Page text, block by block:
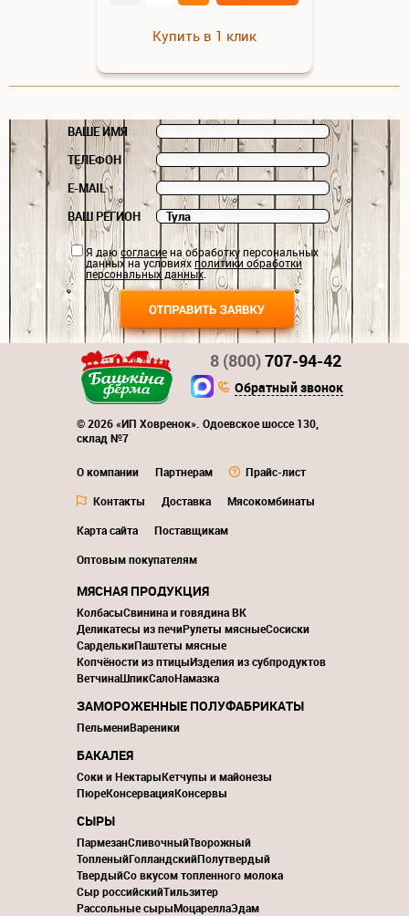
Купить в 1 клик
ВАШЕ ИМЯ
ТЕЛЕФОН
E-MAIL
ВАШ РЕГИОН
Я даюсогласиена обработку персональных
данных на условияхполитики обработки
персональных данных.
© 2026 «ИП Ховренок». Одоевское шоссе 130,
склад №7
О компании Партнерам
Прайс-лист
Контакты
Доставка
Мясокомбинаты
Карта сайта
Поставщикам
Оптовым покупателям
8 (800)707-94-42
Обратный звонок
МЯСНАЯ ПРОДУКЦИЯ
КолбасыСвинина и говядина ВК
Деликатесы из печиРулеты мясныеСосиски
СарделькиПаштеты мясные
Копчёности из птицыИзделия из субпродуктов
ВетчинаШпикСалоНамазка
ЗАМОРОЖЕННЫЕ ПОЛУФАБРИКАТЫ
ПельмениВареники
БАКАЛЕЯ
Соки и НектарыКетчупы и майонезы
ПюреКонсервацияКонсервы
СЫРЫ
ПармезанСливочныйТворожный
ТопленыйГолландскийПолутвердый
ТвердыйСо вкусом топленного молока
Сыр российскийТильзитер
Рассольные сырыМоцареллаЭдам